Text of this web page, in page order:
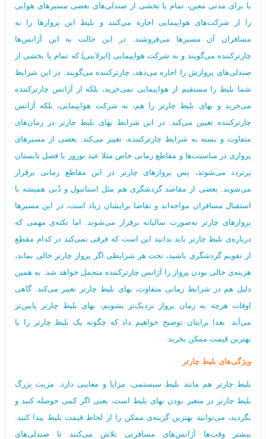
یا برای مدتی معین، تمام یا بخشی از صندلی‌های بعضی مسیرهای هوایی
را از شرکت‌های هواپیمایی اجاره می‌کنند و بلیط این پروازها را به
مسافران آن مسیرها می‌فروشند. در این حالت به این آژانس‌ها
چارترکننده می‌گویند و به شرکت هواپیمایی (ایرلاینی) که تمام یا بخشی از
صندلی‌های پروازش را اجاره می‌دهد، چارترکننده می‌گویند. در این شرایط
شما بلیط را مستقیم از هواپیمایی نمی‌خرید، بلکه از آژانس چارترکننده
می‌خرید و بهای بلیط چارتر را هم، نه شرکت هواپیمایی، بلکه آژانس
چارترکننده تعیین می‌کند. در این شرایط بهای بلیط چارتر در زمان‌های
متفاوت و بسته به شرایط چارترکننده، تغییر می‌کند. بعضی از مسیرهای
پروازی در مناسبت‌ها و مقاطع زمانی خاص مثلا عید نوروز یا فصل تابستان‌
پرتردد می‌شوند، پس پروازهای چارتر در این مقاطع زمانی برقرار
می‌شوند. بعضی از مقاصد گردشگری هم مثل استانبول و دُبی همیشه با
استقبال مسافران مواجه‌اند و تقاضا برایشان زیاد است، در این مسیرها
پروازهای چارتر به‌صورت سالیانه برقرار می‌شوند. اما نکته‌ی مهمی که
درباره‌ی بلیط چارتر باید بدانید این است که فرقی نمی‌کند در کدام مقطع
از تقویم گردشگری باشید، تحت هر شرایطی اگر پرواز چارتر خالی بماند،
هزینه‌ی خالی بودن پرواز را آژانس چارترکننده متحمل خواهد شد. به همین
دلیل هم در شرایط زمانی متفاوت، بهای بلیط چارتر تغییر می‌کند. گاهی
اوقات هرچه به زمان پرواز نزدیک‌تر بشویم، بهای بلیط چارتر پایین‌تر
می‌آید. بعدا برایتان توضیح خواهیم داد که چگونه یک بلیط چارتر را با
بهترین قیمت ممکن بخرید.
ویژگی‌های بلیط چارتر
بلیط چارتر هم مانند بلیط سیستمی، مزایا و معایبی دارد. مزیت بزرگ
بلیط‌ چارتر در متغیر بودن بهای بلیط است، یعنی اگر کمی حوصله کنید و
بگردید، می‌توانید بهترین گزینه‌ی ممکن را از لحاظ قیمت بلیط پیدا کنید.
بیشتر وقت‌ها آژانس‌های مسافرتی تلاش می‌کنند تا صندلی‌های